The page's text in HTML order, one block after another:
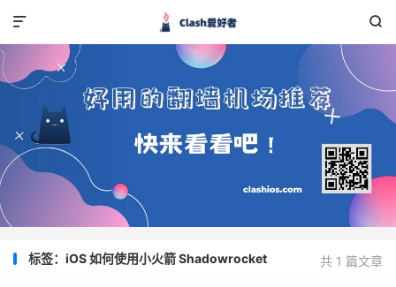


共 1 篇文章
标签：iOS 如何使用小火箭 Shadowrocket